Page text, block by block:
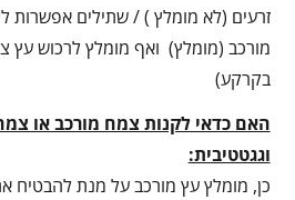
זרעים (לא מומלץ ) / שתילים אפשרות
מורכב (מומלץ) ואף מומלץ לרכוש עץ
בקרקע)
האם כדאי לקנות צמח מורכב או
וגגטטיבית:
כן, מומלץ עץ מורכב על מנת להבטיח